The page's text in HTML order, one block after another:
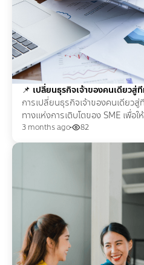
📌 เปลี่ยนธุรกิจเจ้าของคนเดียวสู่
การเปลี่ยนธุรกิจเจ้าของคนเดียว
ทางแห่งการเติบโตของ SME เพื่อ
คนทำงาน สู่ ผู้บริหาร แบบเต็มตัว
3 months ago 82